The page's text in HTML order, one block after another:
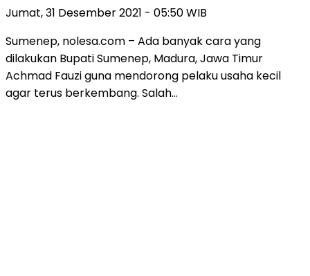
Jumat, 31 Desember 2021 - 05:50 WIB
Sumenep, nolesa.com – Ada banyak cara yang
dilakukan Bupati Sumenep, Madura, Jawa Timur
Achmad Fauzi guna mendorong pelaku usaha kecil
agar terus berkembang. Salah…